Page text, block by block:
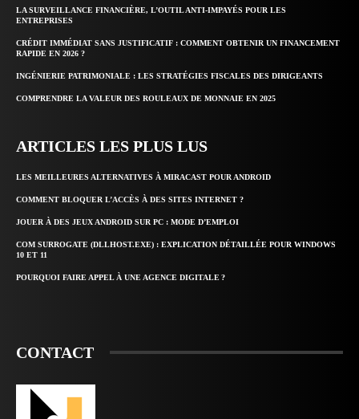
LA SURVEILLANCE FINANCIÈRE, L’OUTIL ANTI-IMPAYÉS POUR LES
ENTREPRISES
CRÉDIT IMMÉDIAT SANS JUSTIFICATIF : COMMENT OBTENIR UN FINANCEMENT
RAPIDE EN 2026 ?
INGÉNIERIE PATRIMONIALE : LES STRATÉGIES FISCALES DES DIRIGEANTS
COMPRENDRE LA VALEUR DES ROULEAUX DE MONNAIE EN 2025
ARTICLES LES PLUS LUS
LES MEILLEURES ALTERNATIVES À MIRACAST POUR ANDROID
COMMENT BLOQUER L’ACCÈS À DES SITES INTERNET ?
JOUER À DES JEUX ANDROID SUR PC : MODE D’EMPLOI
COM SURROGATE (DLLHOST.EXE) : EXPLICATION DÉTAILLÉE POUR WINDOWS
10 ET 11
POURQUOI FAIRE APPEL À UNE AGENCE DIGITALE ?
CONTACT